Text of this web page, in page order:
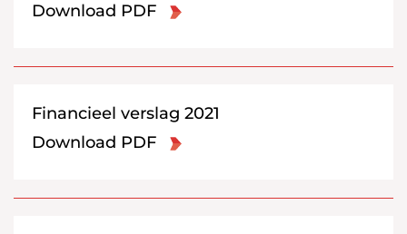
Download PDF
Financieel verslag 2021
Download PDF